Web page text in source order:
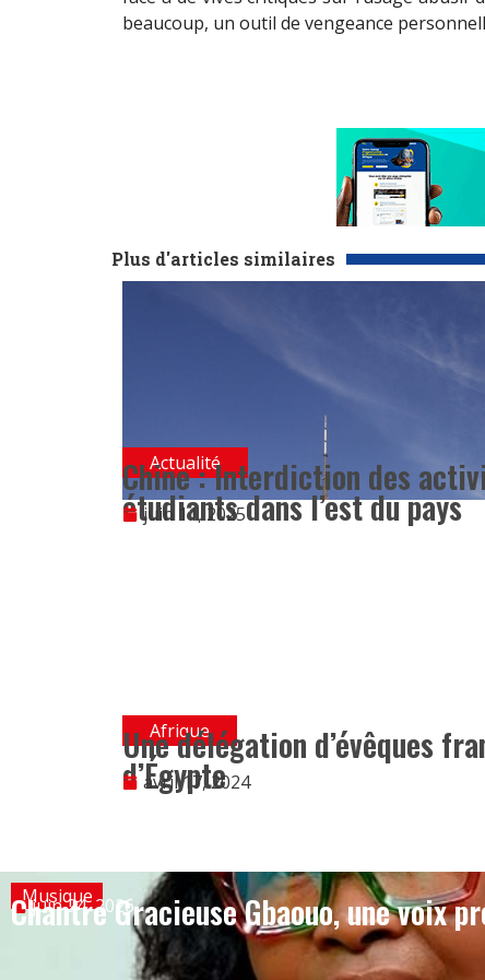
beaucoup, un outil de vengeance
Plus d'articles similaires
Actualité
Chine : Interdiction des
étudiants dans l’est du pays
juin 11, 2025
Afrique
Une délégation d’évêques
d’Égypte
avril 17, 2024
Musique
juin 24, 2026
Chantre Gracieuse Gbaouo, une voix